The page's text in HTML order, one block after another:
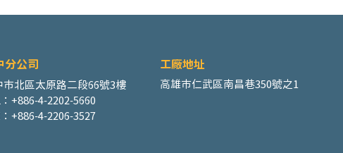
分公司 工廠地址
市北區太原路二段66號3樓
+886-4-2202-5660
+886-4-2206-3527
高雄市仁武區南昌巷350號之1